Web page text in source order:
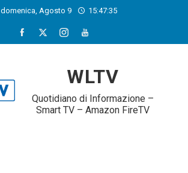
domenica, Agosto 9 15:47:36
WLTV
Quotidiano di Informazione –
Smart TV – Amazon FireTV